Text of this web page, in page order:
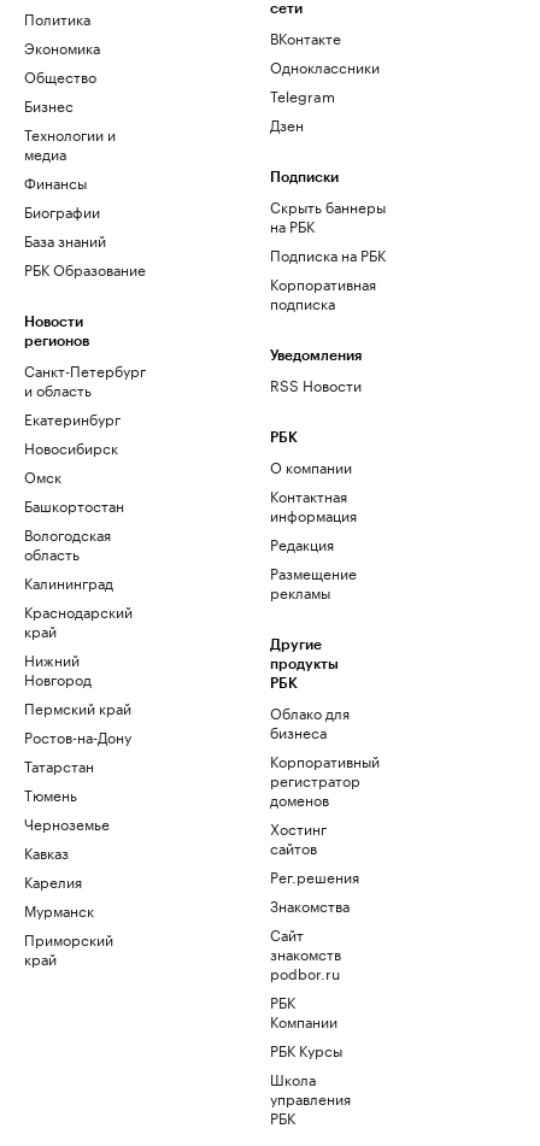
Политика
Экономика
Общество
Бизнес
Технологии и
медиа
Финансы
Биографии
База знаний
РБК Образование
Новости
регионов
Санкт-Петербург
и область
Екатеринбург
Новосибирск
Омск
Башкортостан
Вологодская
область
Калининград
Краснодарский
край
Нижний
Новгород
Пермский край
Ростов-на-Дону
Татарстан
Тюмень
Черноземье
Кавказ
Карелия
Мурманск
Приморский
край
сети
ВКонтакте
Одноклассники
Telegram
Дзен
Подписки
Скрыть баннеры
на РБК
Подписка на РБК
Корпоративная
подписка
Уведомления
RSS Новости
РБК
О компании
Контактная
информация
Редакция
Размещение
рекламы
Другие
продукты
РБК
Облако для
бизнеса
Корпоративный
регистратор
доменов
Хостинг
сайтов
Рег.решения
Знакомства
Сайт
знакомств
podbor.ru
РБК
Компании
РБК Курсы
Школа
управления
РБК